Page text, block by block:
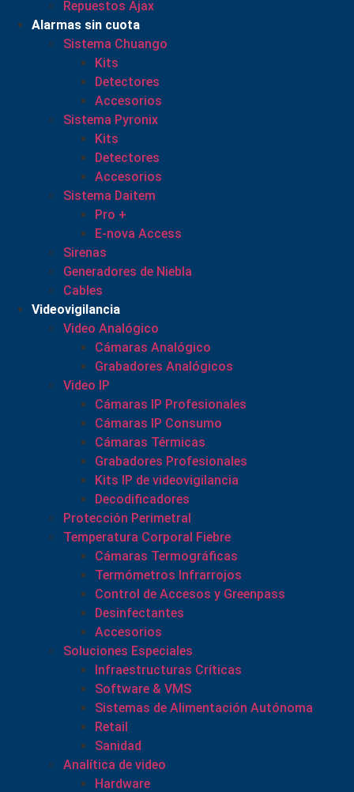
Repuestos Ajax
Alarmas sin cuota
Sistema Chuango
Kits
Detectores
Accesorios
Sistema Pyronix
Kits
Detectores
Accesorios
Sistema Daitem
Pro +
E-nova Access
Sirenas
Generadores de Niebla
Cables
Videovigilancia
Video Analógico
Cámaras Analógico
Grabadores Analógicos
Video IP
Cámaras IP Profesionales
Cámaras IP Consumo
Cámaras Térmicas
Grabadores Profesionales
Kits IP de videovigilancia
Decodificadores
Protección Perimetral
Temperatura Corporal Fiebre
Cámaras Termográficas
Termómetros Infrarrojos
Control de Accesos y Greenpass
Desinfectantes
Accesorios
Soluciones Especiales
Infraestructuras Críticas
Software & VMS
Sistemas de Alimentación Autónoma
Retail
Sanidad
Analítica de video
Hardware